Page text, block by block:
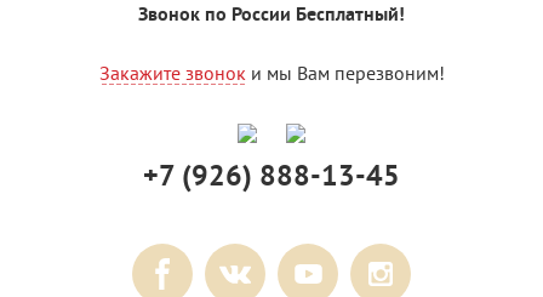
Звонок по России Бесплатный!
Закажите звоноки мы Вам перезвоним!
+7 (926) 888-13-45